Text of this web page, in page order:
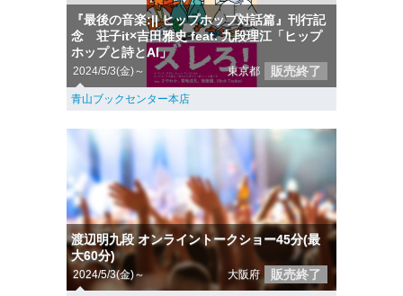
『最後の音楽:|| ヒップホップ対話篇』刊行記
念 荘子it×吉田雅史 feat. 九段理江「ヒップ
ホップと詩とAI」
2024/5/3(金)～ 東京都 販売終了
青山ブックセンター本店
渡辺明九段 オンライントークショー45分(最
大60分)
2024/5/3(金)～ 大阪府 販売終了